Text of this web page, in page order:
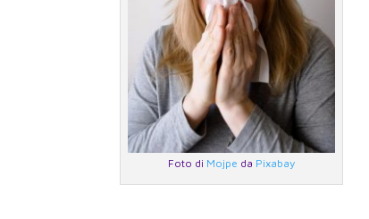
Foto di Mojpe da Pixabay